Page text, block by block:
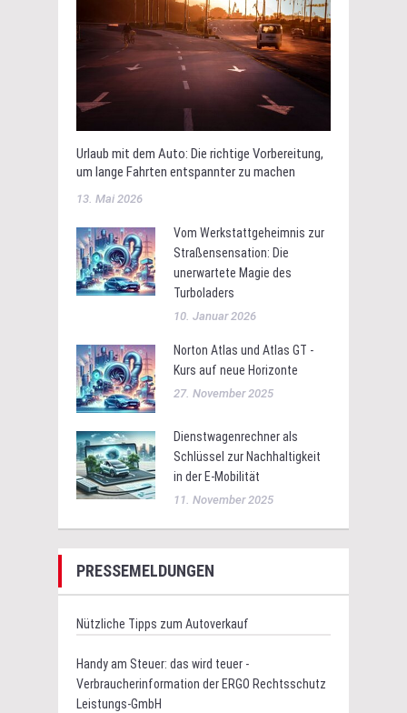
Urlaub mit dem Auto: Die richtige Vorbereitung,
um lange Fahrten entspannter zu machen
13. Mai 2026
Vom Werkstattgeheimnis zur
Straßensensation: Die
unerwartete Magie des
Turboladers
10. Januar 2026
Norton Atlas und Atlas GT -
Kurs auf neue Horizonte
27. November 2025
Dienstwagenrechner als
Schlüssel zur Nachhaltigkeit
in der E-Mobilität
11. November 2025
PRESSEMELDUNGEN
Nützliche Tipps zum Autoverkauf
Handy am Steuer: das wird teuer -
Verbraucherinformation der ERGO Rechtsschutz
Leistungs-GmbH